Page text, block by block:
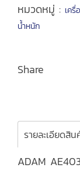
หมวดหมู่ : เค
น้ำหนัก
Share
รายละเอียดสิน
ADAM